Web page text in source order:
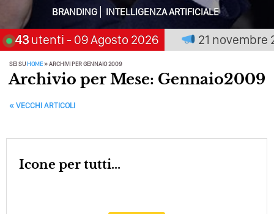
Solo Rumore…
Perché Non Guadagni Sui Social Media? Probabilmente
Tutto Peggiorerà
Quali Sono Gli Errori Della Comunicazione Politica? Il
Caso Delle Braccia Incrociate
Come Promuoversi Nel Wedding? Il Mio Intervento Per
BRANDING
INTELLIGENZA ARTIFICIALE
43 utenti - 09 Agosto 2026
chi aspetta, scegli: 21 novembre 2026
SEI SUHOME»ARCHIVI PER GENNAIO 2009
Archivio per Mese: Gennaio2009
POST NAVIGATION
« VECCHI ARTICOLI
Icone per tutti...